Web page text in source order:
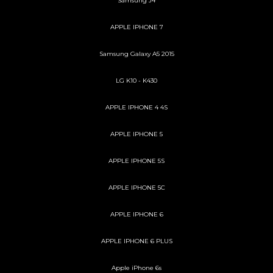
APPLE IPHONE 7
Samsung Galaxy A5 2015
LG K10 - K430
APPLE IPHONE 4 4S
APPLE IPHONE 5
APPLE IPHONE 5S
APPLE IPHONE 5C
APPLE IPHONE 6
APPLE IPHONE 6 PLUS
Apple iPhone 6s